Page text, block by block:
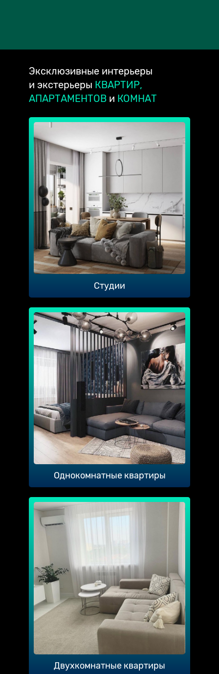
Эксклюзивные интерьеры
и экстерьеры КВАРТИР,
АПАРТАМЕНТОВ и КОМНАТ
Студии
Однокомнатные квартиры
Двухкомнатные квартиры